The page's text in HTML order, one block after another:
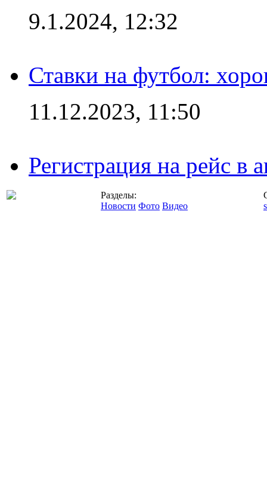
9.1.2024, 12:32
Ставки на футбол:
11.12.2023, 11:50
Регистрация на рейс в
Разделы:
Новости Фото Видео